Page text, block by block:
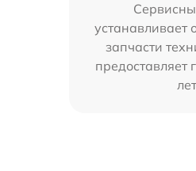
устанавливает
запчасти
предоставляет